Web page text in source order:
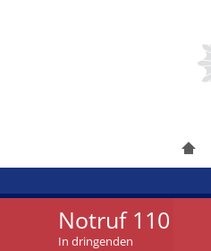
Notruf 110
In dringenden